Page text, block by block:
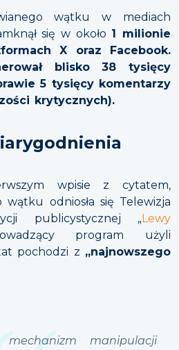
wątku w mediach
się w około 1 milionie
X oraz Facebook.
blisko 38 tysięcy
5 tysięcy komentarzy
krytycznych).
wpisie z cytatem,
odniosła się Telewizja
publicystycznej „Lewy
program użyli
pochodzi z „najnowszego
manipulacji